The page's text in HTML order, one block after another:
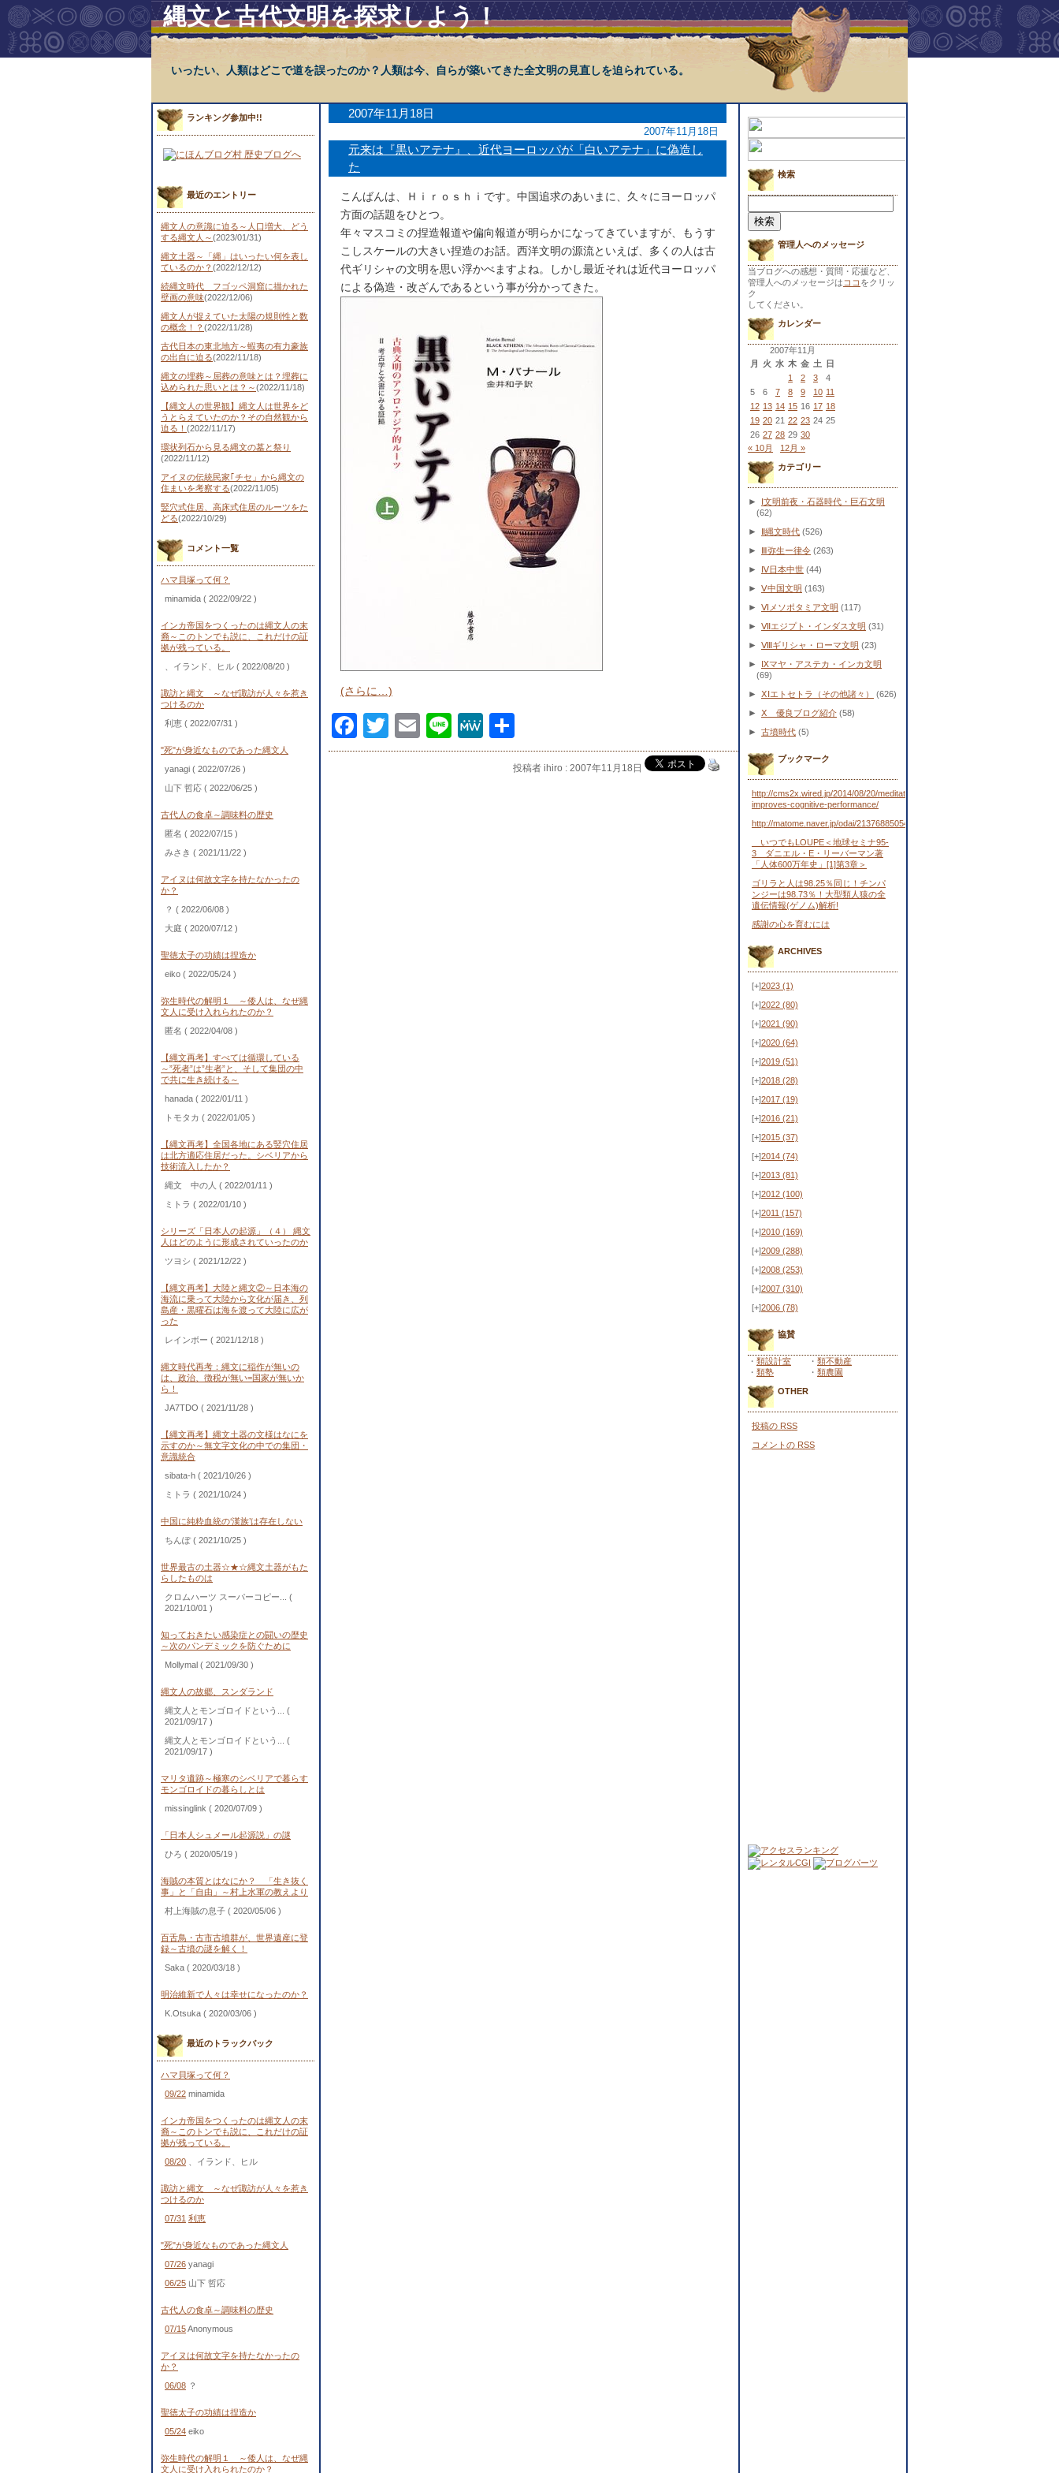
縄文と古代文明を探求しよう！
いったい、人類はどこで道を誤ったのか？人類は今、自らが築いてきた全文明の見直しを迫られている。
ランキング参加中!!
最近のエントリー
縄文人の意識に迫る～人口増大、どう
する縄文人～(2023/01/31)
縄文土器～「縄」はいったい何を表し
ているのか？ (2022/12/12)
続縄文時代 フゴッペ洞窟に描かれた
壁画の意味(2022/12/06)
縄文人が捉えていた太陽の規則性と数
の概念！？ (2022/11/28)
古代日本の東北地方～蝦夷の有力豪族
の出自に迫る(2022/11/18)
縄文の埋葬～屈葬の意味とは？埋葬に
込められた思いとは？～(2022/11/18)
【縄文人の世界観】縄文人は世界をど
うとらえていたのか？その自然観から
迫る！ (2022/11/17)
環状列石から見る縄文の墓と祭り
(2022/11/12)
アイヌの伝統民家｢チセ」から縄文の
住まいを考察する(2022/11/05)
竪穴式住居、高床式住居のルーツをた
どる(2022/10/29)
コメント一覧
ハマ貝塚って何？
minamida ( 2022/09/22 )
インカ帝国をつくったのは縄文人の末
裔～このトンでも説に、これだけの証
拠が残っている。
、イランド、ヒル ( 2022/08/20 )
諏訪と縄文 ～なぜ諏訪が人々を惹き
つけるのか
利恵 ( 2022/07/31 )
"死"が身近なものであった縄文人
yanagi ( 2022/07/26 )
山下 哲応 ( 2022/06/25 )
古代人の食卓～調味料の歴史
匿名 ( 2022/07/15 )
みさき ( 2021/11/22 )
アイヌは何故文字を持たなかったの
か？
？ ( 2022/06/08 )
大庭 ( 2020/07/12 )
聖徳太子の功績は捏造か
eiko ( 2022/05/24 )
弥生時代の解明１ ～倭人は、なぜ縄
文人に受け入れられたのか？
匿名 ( 2022/04/08 )
【縄文再考】すべては循環している
～”死者”は”生者”と、そして集団の中
で共に生き続ける～
hanada ( 2022/01/11 )
トモタカ ( 2022/01/05 )
【縄文再考】全国各地にある竪穴住居
は北方適応住居だった。シベリアから
技術流入したか？
縄文 中の人 ( 2022/01/11 )
ミトラ ( 2022/01/10 )
シリーズ「日本人の起源」（４） 縄文
人はどのように形成されていったのか
ツヨシ ( 2021/12/22 )
【縄文再考】大陸と縄文②～日本海の
海流に乗って大陸から文化が届き、列
島産・黒曜石は海を渡って大陸に広が
った
レインボー ( 2021/12/18 )
縄文時代再考：縄文に稲作が無いの
は、政治、徴税が無い=国家が無いか
ら！
JA7TDO ( 2021/11/28 )
【縄文再考】縄文土器の文様はなにを
示すのか～無文字文化の中での集団・
意識統合
sibata-h ( 2021/10/26 )
ミトラ ( 2021/10/24 )
中国に純粋血統の‘漢族’は存在しない
ちんぽ( 2021/10/25 )
世界最古の土器☆★☆縄文土器がもた
らしたものは
クロムハーツ スーパーコピー... (
2021/10/01 )
知っておきたい感染症との闘いの歴史
～次のパンデミックを防ぐために
Mollymal ( 2021/09/30 )
縄文人の故郷、スンダランド
縄文人とモンゴロイドという... (
2021/09/17 )
縄文人とモンゴロイドという... (
2021/09/17 )
マリタ遺跡～極寒のシベリアで暮らす
モンゴロイドの暮らしとは
missinglink ( 2020/07/09 )
「日本人シュメール起源説」の謎
ひろ ( 2020/05/19 )
海賊の本質とはなにか？ 「生き抜く
事」と「自由」～村上水軍の教えより
村上海賊の息子 ( 2020/05/06 )
百舌鳥・古市古墳群が、世界遺産に登
録～古墳の謎を解く！
Saka ( 2020/03/18 )
明治維新で人々は幸せになったのか？
K.Otsuka ( 2020/03/06 )
最近のトラックバック
ハマ貝塚って何？
09/22 minamida
インカ帝国をつくったのは縄文人の末
裔～このトンでも説に、これだけの証
拠が残っている。
08/20
、イランド、ヒル
諏訪と縄文 ～なぜ諏訪が人々を惹き
つけるのか
07/31 利恵
"死"が身近なものであった縄文人
07/26 yanagi
06/25 山下 哲応
古代人の食卓～調味料の歴史
07/15Anonymous
アイヌは何故文字を持たなかったの
か？
06/08 ？
聖徳太子の功績は捏造か
05/24 eiko
弥生時代の解明１ ～倭人は、なぜ縄
文人に受け入れられたのか？
2007年11月18日
2007年11月18日
元来は『黒いアテナ』、近代ヨーロッパが「白いアテナ」に偽造し
た
こんばんは、Ｈｉｒｏｓｈｉです。中国追求のあいまに、久々にヨーロッパ
方面の話題をひとつ。
年々マスコミの捏造報道や偏向報道が明らかになってきていますが、もうす
こしスケールの大きい捏造のお話。西洋文明の源流といえば、多くの人は古
代ギリシャの文明を思い浮かべますよね。しかし最近それは近代ヨーロッパ
による偽造・改ざんであるという事が分かってきた。
(さらに…)
Facebook
Twitter
EmailLineMeWe
有
投稿者 ihiro : 2007年11月18日
検索
索:
管理人へのメッセージ
当ブログへの感想・質問・応援など、
管理人へのメッセージは ココ をクリッ
ク
してください。
カレンダー
2007年11月
月
火 水 木 金 土
日
1
2 3
4
5
6 7 8 9 10 11
12 13 14 15 16 17 18
19 20 21 22 23 24 25
26 27 28 29 30
« 10月
12月 »
カテゴリー
►
Ⅰ文明前夜・石器時代・巨石文明
(62)
► Ⅱ縄文時代 (526)
► Ⅲ弥生ー律令 (263)
► Ⅳ日本中世 (44)
► Ⅴ中国文明 (163)
► Ⅵメソポタミア文明 (117)
► Ⅶエジプト・インダス文明 (31)
► Ⅷギリシャ・ローマ文明 (23)
►
Ⅸマヤ・アステカ・インカ文明
(69)
► ⅩⅠエトセトラ（その他諸々） (626)
► Ⅹ 優良ブログ紹介 (58)
► 古墳時代 (5)
ブックマーク
http://cms2x.wired.jp/2014/08/20/meditation-
improves-cognitive-performance/
http://matome.naver.jp/odai/2137688505443481701
いつでもLOUPE＜地球セミナ95-
3 ダニエル・E・リーバーマン著
「人体600万年史」[1]第3章＞
ゴリラと人は98.25％同じ！チンパ
ンジーは98.73％！大型類人猿の全
遺伝情報(ゲノム)解析!
感謝の心を育むには
ARCHIVES
[+]2023 (1)
[+]2022 (80)
[+]2021 (90)
[+]2020 (64)
[+]2019 (51)
[+]2018 (28)
[+]2017 (19)
[+]2016 (21)
[+]2015 (37)
[+]2014 (74)
[+]2013 (81)
[+]2012 (100)
[+]2011 (157)
[+]2010 (169)
[+]2009 (288)
[+]2008 (253)
[+]2007 (310)
[+]2006 (78)
協賛
・ 類設計室 ・ 類不動産
・ 類塾 ・ 類農園
OTHER
投稿の RSS
コメントの RSS